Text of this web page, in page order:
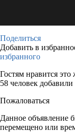
Поделиться
Добавить в
избранного
Гостям нравится это
58 человек
Пожаловаться
Данное объявление
перемещено или